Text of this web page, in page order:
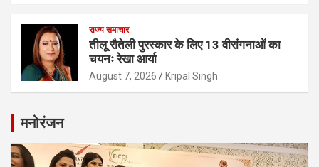
राज्य समाचार
तीलू रौतेली पुरस्कार के लिए 13 वीरांगनाओं का
चयनः रेखा आर्या
August 7, 2026 Kripal Singh
मनोरंजन